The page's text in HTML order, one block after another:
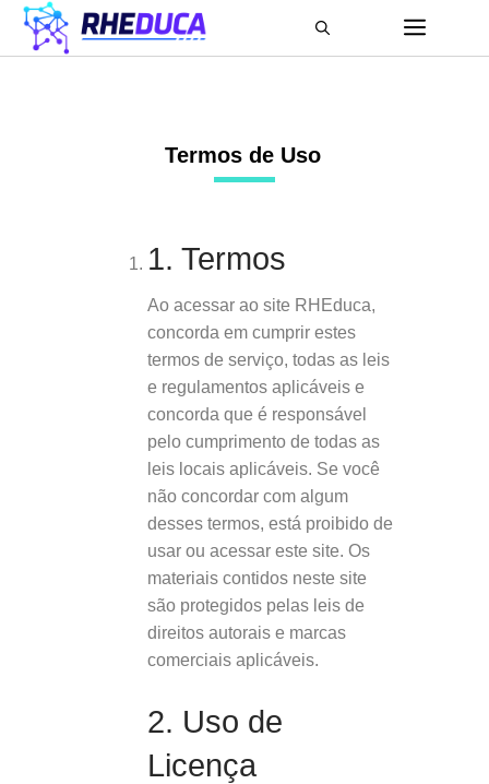
Termos de Uso
1. Termos
Ao acessar ao site RHEduca,
concorda em cumprir estes
termos de serviço, todas as leis
e regulamentos aplicáveis ​​e
concorda que é responsável
pelo cumprimento de todas as
leis locais aplicáveis. Se você
não concordar com algum
desses termos, está proibido de
usar ou acessar este site. Os
materiais contidos neste site
são protegidos pelas leis de
direitos autorais e marcas
comerciais aplicáveis.
2. Uso de
Licença